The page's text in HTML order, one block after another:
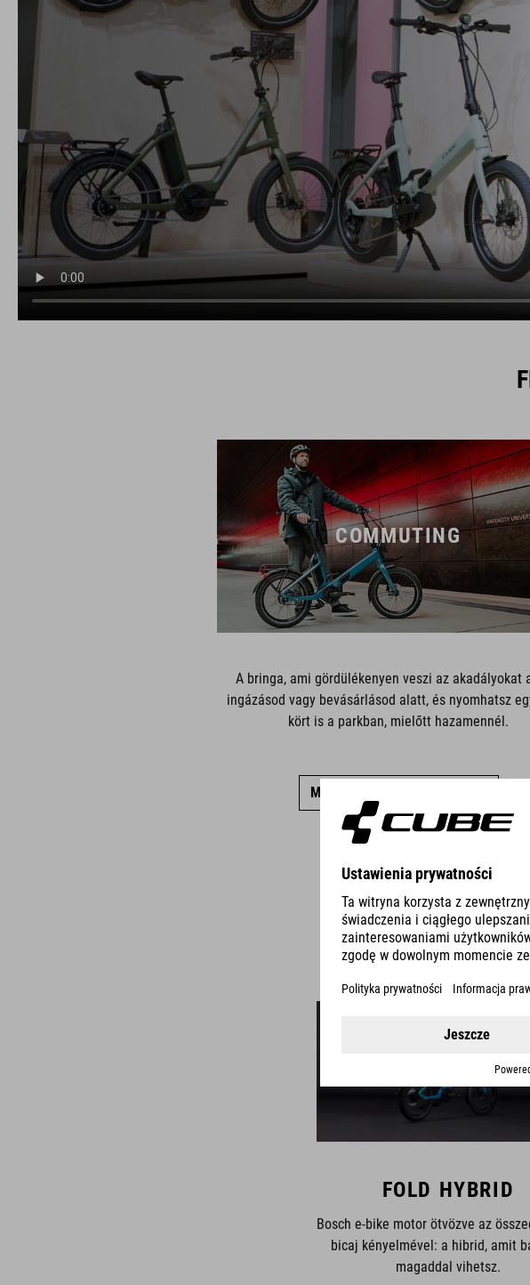
COMMUTING
A bringa, ami gördülékenyen veszi az akadályokat
ingázásod vagy bevásárlásod alatt, és nyomhatsz
kört is a parkban, mielőtt hazamennél.
MUTASD AZ ÖSSZES BRINGÁT
FOLD HYBRID
Bosch e-bike motor ötvözve az
bicaj kényelmével: a hibrid, amit
magaddal vihetsz.